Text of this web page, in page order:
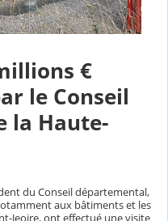
€
le Conseil
la Haute-
du Conseil départemental,
aux bâtiments et les
Jeoire, ont effectué une visite